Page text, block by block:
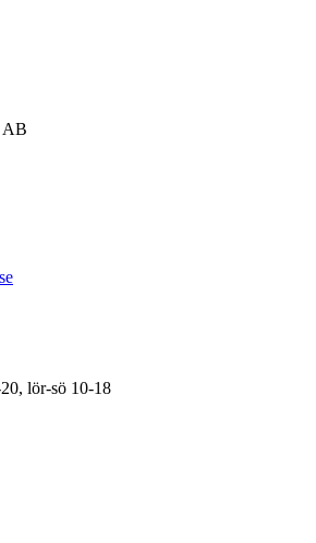
AB
lör-sö 10-18